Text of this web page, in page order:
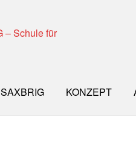
SAXBRIG KONZEPT